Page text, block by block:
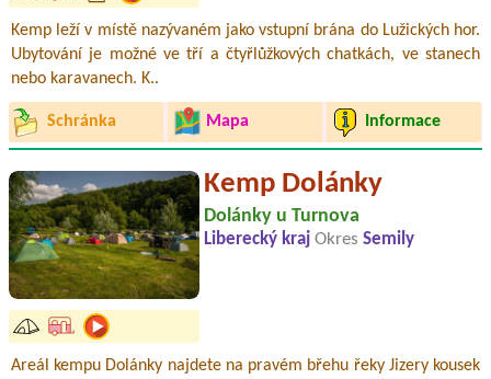
Kemp leží v místě nazývaném jako vstupní brána do Lužických hor.
Ubytování je možné ve tří a čtyřlůžkových chatkách, ve stanech
nebo karavanech. K..
Schránka Mapa Informace
Kemp Dolánky
Dolánky u Turnova
Liberecký kraj Okres Semily
Areál kempu Dolánky najdete na pravém břehu řeky Jizery kousek